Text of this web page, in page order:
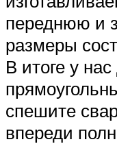
переднюю и
размеры
В итоге у
спешите
впереди